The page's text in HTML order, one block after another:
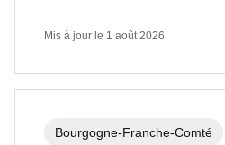
Mis à jour le 1 août 2026
Bourgogne-Franche-Comté